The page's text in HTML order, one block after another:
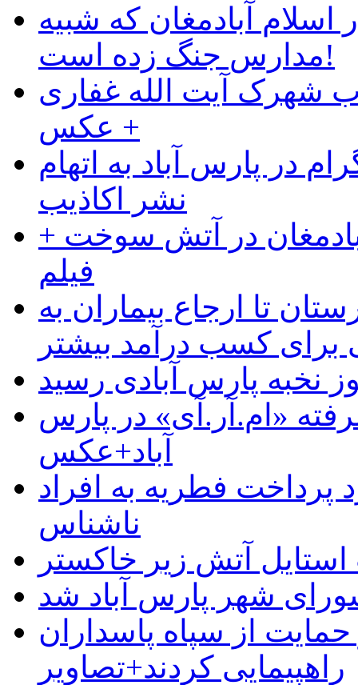
آبادمغان که شبیه
مدارس جنگ زده است!
شهرک آیت الله غفاری
+ عکس
در پارس آباد به اتهام
نشر اکاذیب
در آتش سوخت +
فیلم
تا ارجاع بیماران به
کسب درآمد بیشتر
نخبه پارس آبادی رسید
«ام.آر.آی» در پارس
آباد+عکس
پرداخت فطریه به افراد
ناشناس
آتش زیر خاکستر
شهر پارس آباد شد
از سپاه پاسداران
راهپیمایی کردند+تصاویر